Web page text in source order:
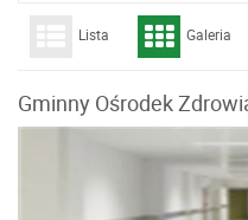
Lista Galeria
Gminny Ośrodek